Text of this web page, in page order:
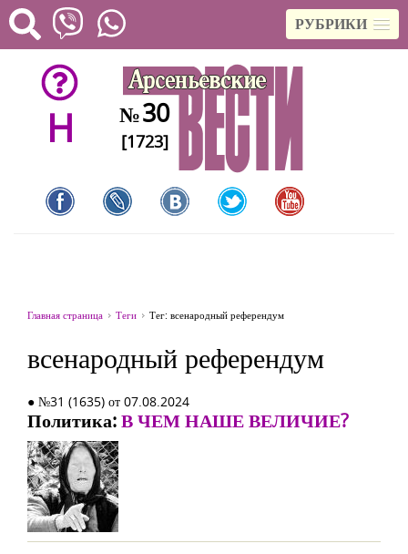
РУБРИКИ
H №30
[1723]
Главная страница Теги Тег: всенародный референдум
всенародный референдум
● №31 (1635) от 07.08.2024
Политика:В ЧЕМ НАШЕ ВЕЛИЧИЕ?